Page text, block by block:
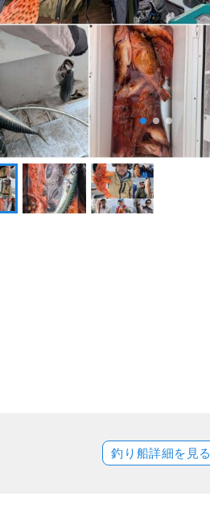
釣り船詳細を見る